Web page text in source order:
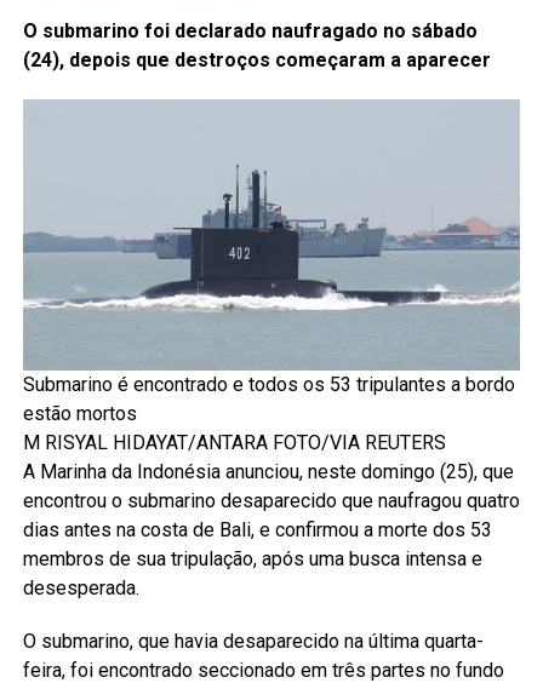
O submarino foi declarado naufragado no sábado
(24), depois que destroços começaram a aparecer
Submarino é encontrado e todos os 53 tripulantes a bordo
estão mortos
M RISYAL HIDAYAT/ANTARA FOTO/VIA REUTERS
A Marinha da Indonésia anunciou, neste domingo (25), que
encontrou o submarino desaparecido que naufragou quatro
dias antes na costa de Bali, e confirmou a morte dos 53
membros de sua tripulação, após uma busca intensa e
desesperada.
O submarino, que havia desaparecido na última quarta-
feira, foi encontrado seccionado em três partes no fundo